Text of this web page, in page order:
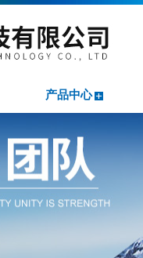
产品中心